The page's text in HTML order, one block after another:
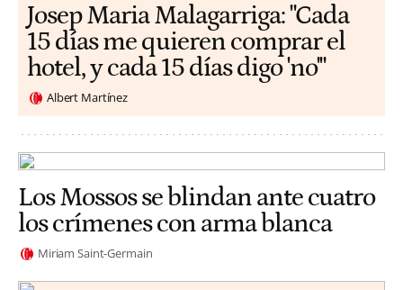
​​Josep Maria Malagarriga: "Cada
15 días me quieren comprar el
hotel, y cada 15 días digo 'no'"
Albert Martínez
Los Mossos se blindan ante cuatro
los crímenes con arma blanca
Miriam Saint-Germain